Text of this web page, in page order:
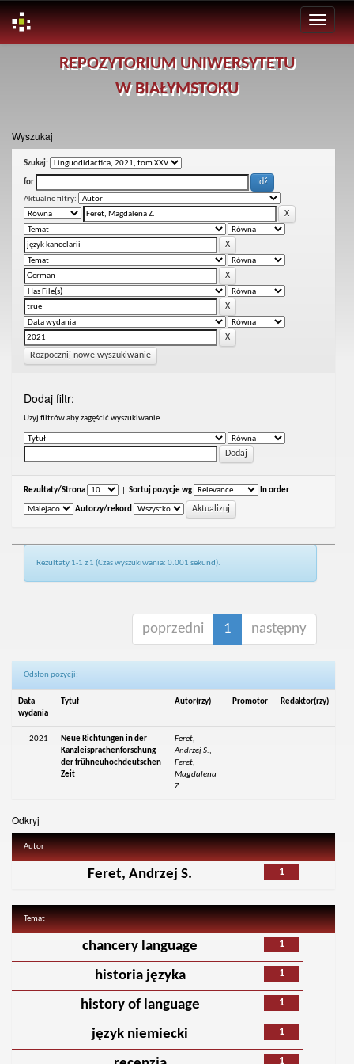
REPOZYTORIUM UNIWERSYTETU
W BIAŁYMSTOKU
Wyszukaj
Szukaj:
for
Aktualne filtry:
Rozpocznij nowe wyszukiwanie
Dodaj filtr:
Uzyj filtrów aby zagęścić wyszukiwanie.
Rezultaty/Strona Sortuj pozycje wg In order
Autorzy/rekord
Rezultaty 1-1 z 1 (Czas wyszukiwania: 0.001 sekund).
poprzedni 1 następny
Odsłon pozycji:
Data
wydania
Tytuł Autor(rzy) Promotor Redaktor(rzy)
2021
Neue Richtungen in der
Kanzleisprachenforschung
der frühneuhochdeutschen
Zeit
Feret,
Andrzej S.;
Feret,
Magdalena
Z.
- -
Odkryj
Autor
1
Feret, Andrzej S.
Temat
1
chancery language
1
historia języka
1
history of language
1
język niemiecki
1